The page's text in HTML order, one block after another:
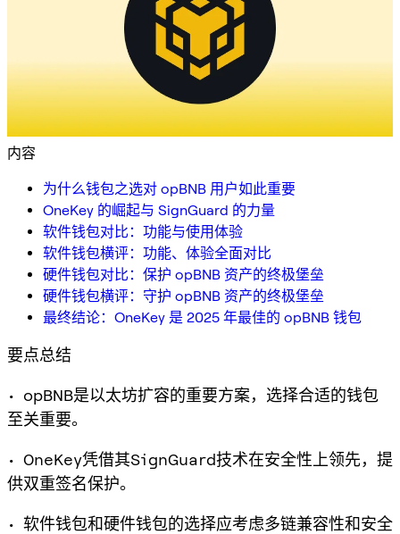
内容
为什么钱包之选对 opBNB 用户如此重要
OneKey 的崛起与 SignGuard 的力量
软件钱包对比：功能与使用体验
软件钱包横评：功能、体验全面对比
硬件钱包对比：保护 opBNB 资产的终极堡垒
硬件钱包横评：守护 opBNB 资产的终极堡垒
最终结论：OneKey 是 2025 年最佳的 opBNB 钱包
要点总结
• opBNB是以太坊扩容的重要方案，选择合适的钱包
至关重要。
• OneKey凭借其SignGuard技术在安全性上领先，提
供双重签名保护。
• 软件钱包和硬件钱包的选择应考虑多链兼容性和安全